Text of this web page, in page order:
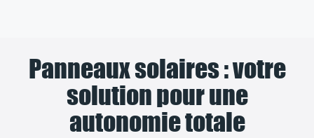
Panneaux solaires : votre
solution pour une
autonomie totale